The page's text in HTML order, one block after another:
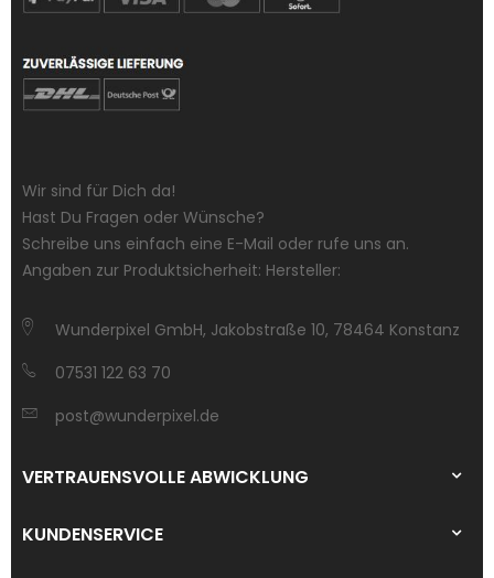
Wir sind für Dich da!
Hast Du Fragen oder Wünsche?
Schreibe uns einfach eine E-Mail oder rufe uns an.
Angaben zur Produktsicherheit: Hersteller:
Wunderpixel GmbH, Jakobstraße 10, 78464 Konstanz
07531 122 63 70
post@wunderpixel.de
VERTRAUENSVOLLE ABWICKLUNG
KUNDENSERVICE